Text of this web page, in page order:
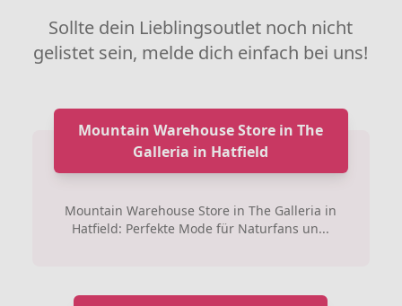
Sollte dein Lieblingsoutlet noch nicht
gelistet sein, melde dich einfach bei uns!
Mountain Warehouse Store in The
Galleria in Hatfield
Mountain Warehouse Store in The Galleria in
Hatfield: Perfekte Mode für Naturfans un...